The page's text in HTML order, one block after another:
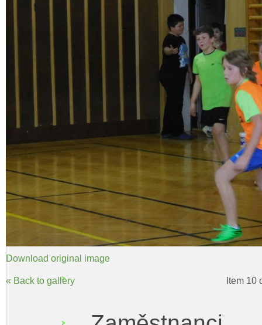
Download original image
« Back to gallery Item 10